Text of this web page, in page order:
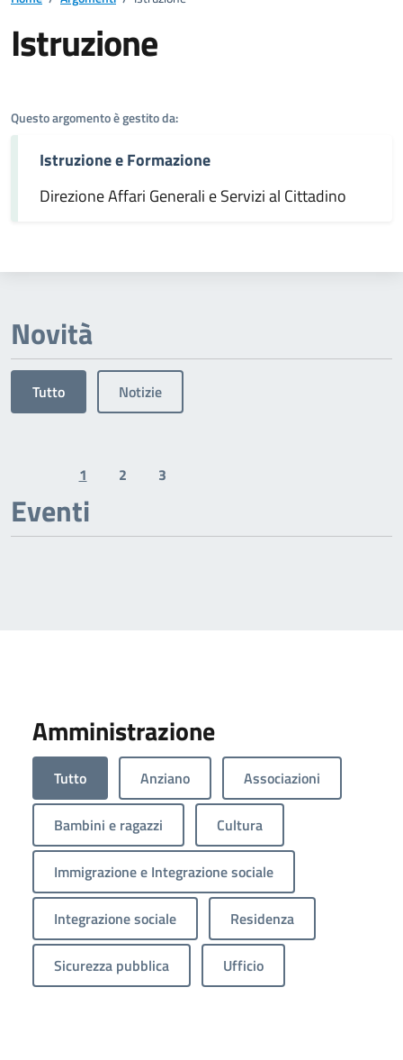
Istruzione
Questo argomento è gestito da:
Istruzione e Formazione
Direzione Affari Generali e Servizi al Cittadino
Novità
Tutto Notizie
Previous page
1 2 3
Eventi
Amministrazione
Tutto Anziano Associazioni
Bambini e ragazzi Cultura
Immigrazione e Integrazione sociale
Integrazione sociale Residenza
Sicurezza pubblica Ufficio